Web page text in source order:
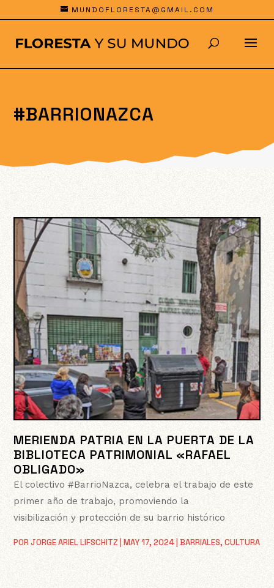
MUNDOFLORESTA@GMAIL.COM
#BARRIONAZCA
MERIENDA PATRIA EN LA PUERTA DE LA
BIBLIOTECA PATRIMONIAL «RAFAEL
OBLIGADO»
PORJORGE ARIEL LIFSCHITZ |MAY 17, 2024 |BARRIALES,CULTURA
El colectivo #BarrioNazca, celebra el trabajo de este
primer año de trabajo, promoviendo la
visibilización y protección de su barrio histórico